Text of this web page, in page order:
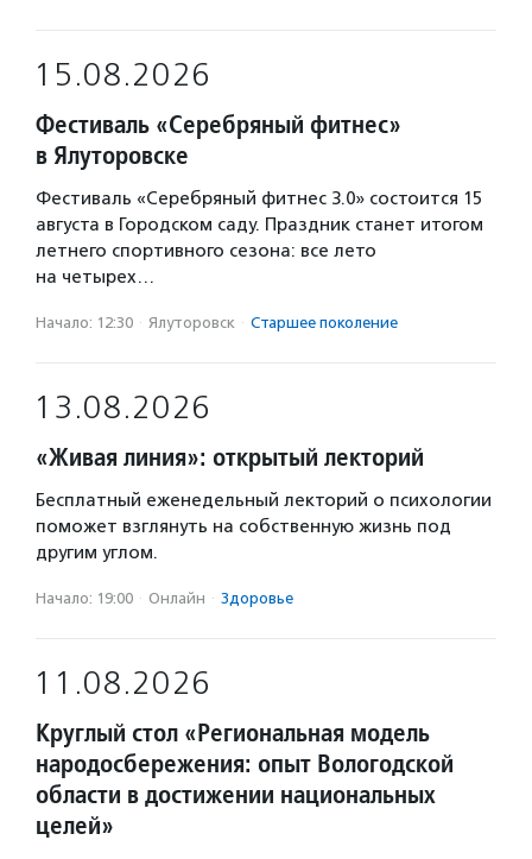
15.08.2026
Фестиваль «Серебряный фитнес»
в Ялуторовске
Фестиваль «Серебряный фитнес 3.0» состоится 15
августа в Городском саду. Праздник станет итогом
летнего спортивного сезона: все лето
на четырех…
Начало: 12:30 · Ялуторовск · Старшее поколение
13.08.2026
«Живая линия»: открытый лекторий
Бесплатный еженедельный лекторий о психологии
поможет взглянуть на собственную жизнь под
другим углом.
Начало: 19:00 · Онлайн · Здоровье
11.08.2026
Круглый стол «Региональная модель
народосбережения: опыт Вологодской
области в достижении национальных
целей»